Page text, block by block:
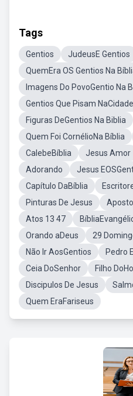
Tags
Gentios
JudeusE Gentios
QuemEra OS Gentios Na
Imagens Do PovoGentio Na
Gentios Que Pisam
Figuras DeGentios Na Biblia
Quem Foi CornélioNa Bíblia
CalebeBíblia
Jesus Amor
Adorando
Jesus
Capítulo DaBíblia
Pinturas De Jesus
Atos 13 47
Orando aDeus
29
Não Ir AosGentios
Pedro
Ceia DoSenhor
Filho
Discipulos De Jesus
Quem EraFariseus